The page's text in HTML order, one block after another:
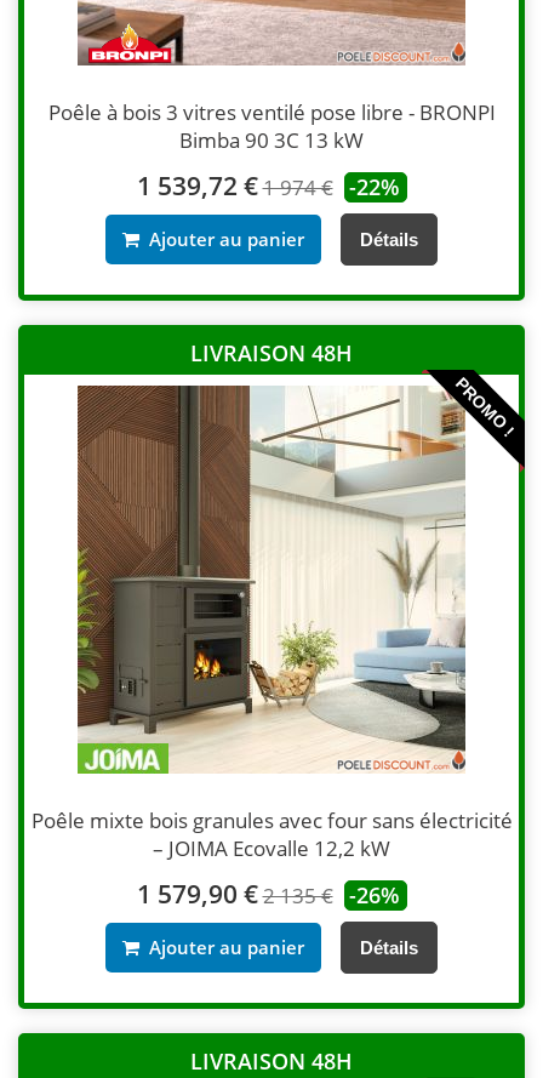
Poêle à bois 3 vitres ventilé pose libre - BRONPI
Bimba 90 3C 13 kW
1 539,72 €1 974 € -22%
Ajouter au panier Détails
LIVRAISON 48H
PROMO !
Poêle mixte bois granules avec four sans électricité
– JOIMA Ecovalle 12,2 kW
1 579,90 €2 135 € -26%
Ajouter au panier Détails
LIVRAISON 48H